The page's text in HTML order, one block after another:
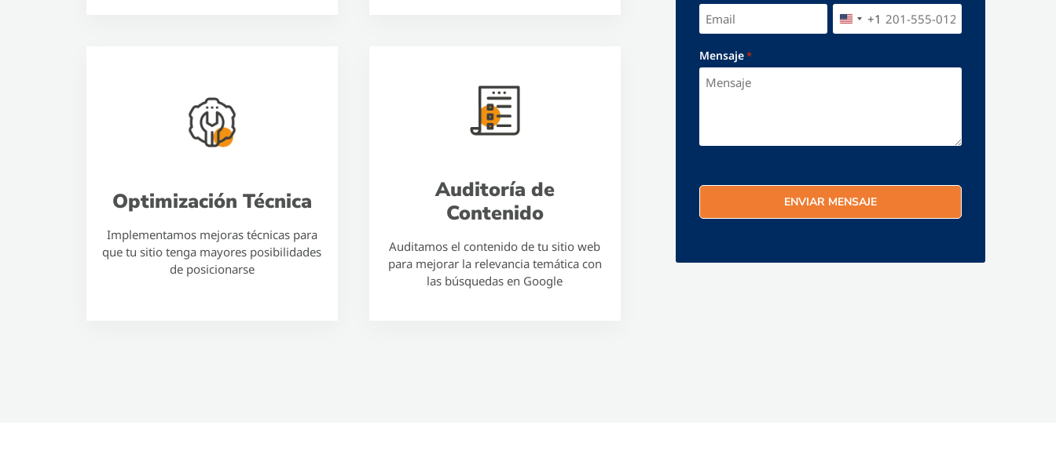
Optimización Técnica
Implementamos mejoras técnicas para
que tu sitio tenga mayores posibilidades
de posicionarse
Auditoría de
Contenido
Auditamos el contenido de tu sitio web
para mejorar la relevancia temática con
las búsquedas en Google
UNITED STATES +1
+1
Mensaje*